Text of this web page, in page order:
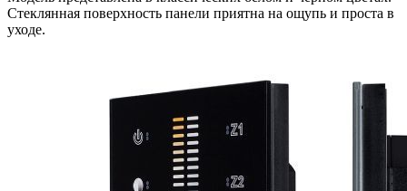
Стеклянная поверхность панели приятна на ощупь и проста в
уходе.